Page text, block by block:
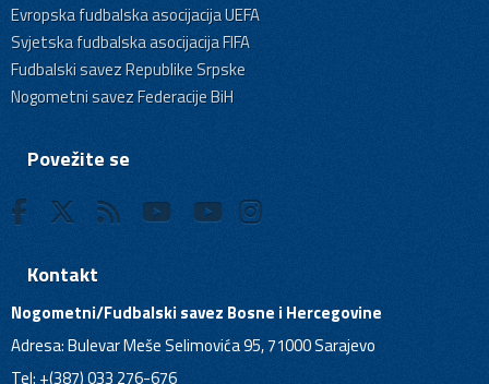
Evropska fudbalska asocijacija UEFA
Svjetska fudbalska asocijacija FIFA
Fudbalski savez Republike Srpske
Nogometni savez Federacije BiH
Povežite se
Kontakt
Nogometni/Fudbalski savez Bosne i Hercegovine
Adresa: Bulevar Meše Selimovića 95, 71000 Sarajevo
Tel: +(387) 033 276-676